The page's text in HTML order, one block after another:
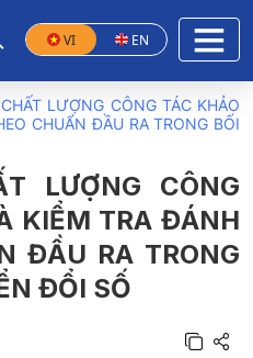
VI EN
LƯỢNG CÔNG TÁC KHẢO
CHUẨN ĐẦU RA TRONG BỐI
LƯỢNG CÔNG
KIỂM TRA ĐÁNH
ĐẦU RA TRONG
ĐỔI SỐ